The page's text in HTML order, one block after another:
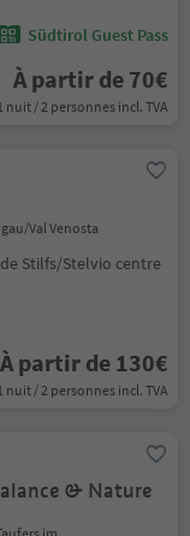
Südtirol Guest Pass
À partir de 70€
nuit / 2 personnes incl. TVA
Val Venosta
Stilfs/Stelvio centre
À partir de 130€
nuit / 2 personnes incl. TVA
& Nature